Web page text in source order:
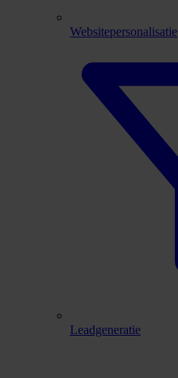
Websitepersonalisatie
Leadgeneratie